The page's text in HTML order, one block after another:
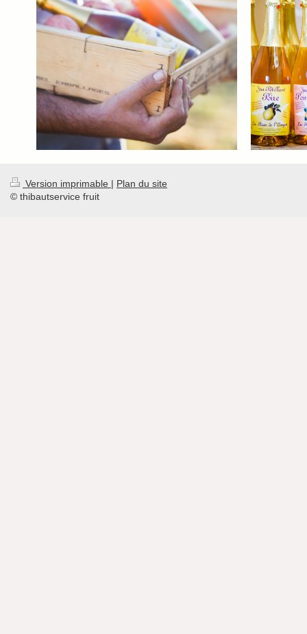
Version imprimable | Plan du site
© thibautservice fruit